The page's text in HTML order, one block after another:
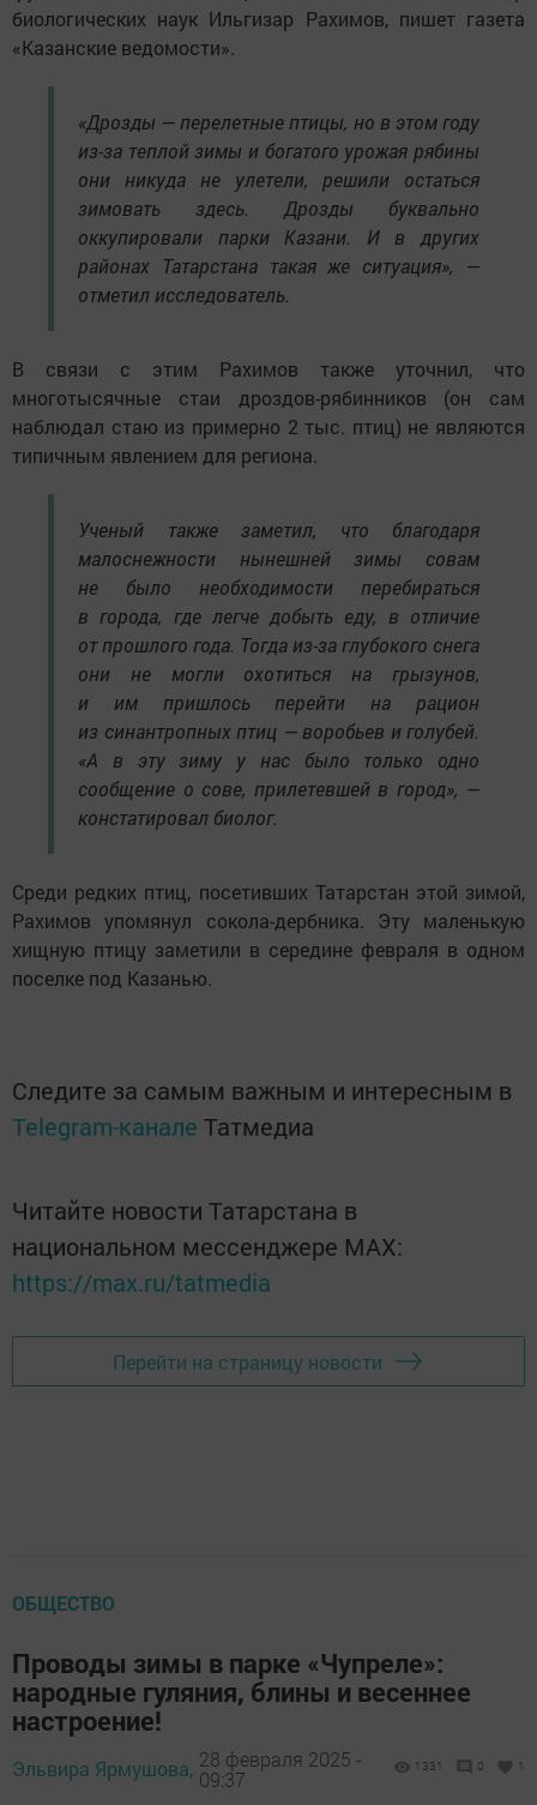
биологических наук Ильгизар Рахимов, пишет газета
«Казанские ведомости».
«Дрозды — перелетные птицы, но в этом году
из-за теплой зимы и богатого урожая рябины
они никуда не улетели, решили остаться
зимовать здесь. Дрозды буквально
оккупировали парки Казани. И в других
районах Татарстана такая же ситуация», —
отметил исследователь.
В связи с этим Рахимов также уточнил, что
многотысячные стаи дроздов-рябинников (он сам
наблюдал стаю из примерно 2 тыс. птиц) не являются
типичным явлением для региона.
Ученый также заметил, что благодаря
малоснежности нынешней зимы совам
не было необходимости перебираться
в города, где легче добыть еду, в отличие
от прошлого года. Тогда из-за глубокого снега
они не могли охотиться на грызунов,
и им пришлось перейти на рацион
из синантропных птиц — воробьев и голубей.
«А в эту зиму у нас было только одно
сообщение о сове, прилетевшей в город», —
констатировал биолог.
Среди редких птиц, посетивших Татарстан этой зимой,
Рахимов упомянул сокола-дербника. Эту маленькую
хищную птицу заметили в середине февраля в одном
поселке под Казанью.
Следите за самым важным и интересным в
Telegram-канале Татмедиа
Читайте новости Татарстана в
национальном мессенджере MАХ:
https://max.ru/tatmedia
Перейти на страницу новости
ОБЩЕСТВО
Проводы зимы в парке «Чупреле»:
народные гуляния, блины и весеннее
настроение!
Эльвира Ярмушова, 28 февраля 2025 -
09:37
1331 0 1